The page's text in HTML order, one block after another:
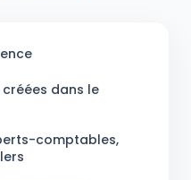
dans le
comptables,